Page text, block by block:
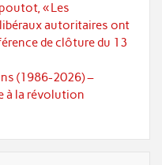
« Les
autoritaires ont
de clôture du 13
(1986-2026) –
à la révolution